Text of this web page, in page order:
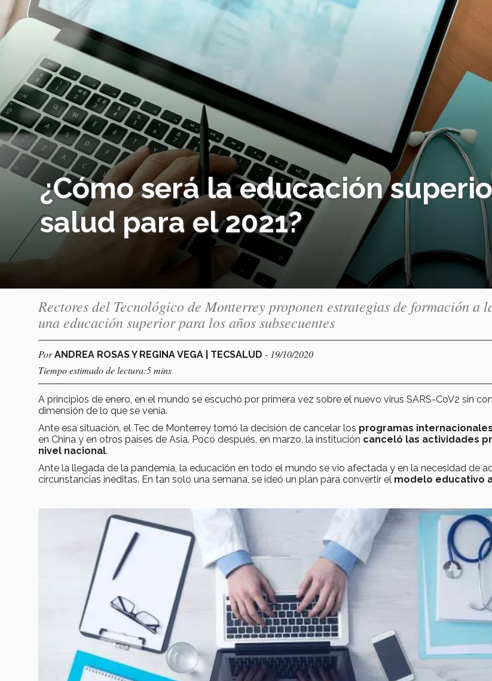
¿Cómo será la educación
salud para el 2021?
Rectores del Tecnológico de Monterrey proponen estrategias de formación a
una educación superior para los años subsecuentes
PorANDREA ROSAS Y REGINA VEGA | TECSALUD - 19/10/2020
Tiempo estimado de lectura:5 mins
A principios de enero, en el mundo se escuchó por primera vez sobre el nuevo virus SARS-CoV2 sin
dimensión de lo que se venía.
Ante esa situación, el Tec de Monterrey tomó la decisión de cancelar los programas internacionales
en China y en otros países de Asia. Poco después, en marzo, la institución canceló las actividades
nivel nacional.
Ante la llegada de la pandemia, la educación en todo el mundo se vio afectada y en la necesidad de
circunstancias inéditas. En tan solo una semana, se ideó un plan para convertir el modelo educativo